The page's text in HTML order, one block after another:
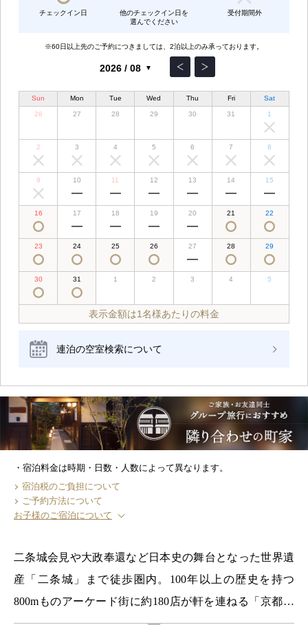
チェックイン日
他のチェックイン日を
選んでください
受付期間外
※60日以上先のご予約につきましては、2泊以上のみ承っております。
Sun Mon Tue Wed Thu Fri Sat
26 27 28 29 30 31 1
2 3 4 5 6 7 8
9 10 11 12 13 14 15
16 17 18 19 20 21 22
23 24 25 26 27 28 29
30 31 1 2 3 4 5
表示金額は1名様あたりの料金
連泊の空室検索について
宿泊料金は時期・日数・人数によって異なります。
宿泊税のご負担について
ご予約方法について
お子様のご宿泊について
二条城会見や大政奉還など日本史の舞台となった世界遺
産「二条城」まで徒歩圏内。100年以上の歴史を持つ
800mものアーケード街に約180店が軒を連ねる「京都三